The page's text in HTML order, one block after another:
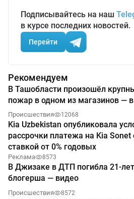
Подписывайтесь на наш
в курсе последних новостей.
Перейти
Рекомендуем
В Ташобласти произошёл
пожар в одном из магазинов —
Происшествия 12068
Kia Uzbekistan опубликовала
рассрочки платежа на Kia Sonet
ставкой от 0% годовых
Реклама 8573
В Джизаке в ДТП погибла 21-
блогерша — видео
Происшествия 8572